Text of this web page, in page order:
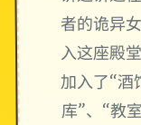
者的诡异
入这座殿
加入了“酒
库”、“教